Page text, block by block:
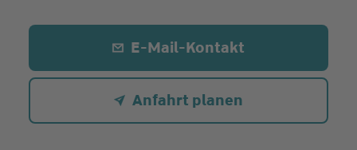
E-Mail-Kontakt
Anfahrt planen